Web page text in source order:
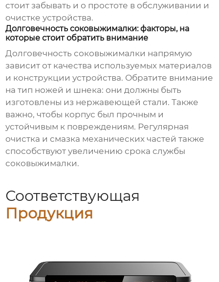
стоит забывать и о простоте в обслуживании и
очистке устройства.
Долговечность соковыжималки: факторы, на
которые стоит обратить внимание
Долговечность соковыжималки напрямую
зависит от качества используемых материалов
и конструкции устройства. Обратите внимание
на тип ножей и шнека: они должны быть
изготовлены из нержавеющей стали. Также
важно, чтобы корпус был прочным и
устойчивым к повреждениям. Регулярная
очистка и смазка механических частей также
способствуют увеличению срока службы
соковыжималки.
Соответствующая
Продукция